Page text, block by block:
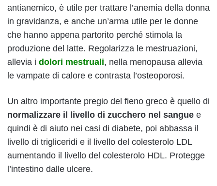
antianemico, è utile per trattare l’anemia della donna
in gravidanza, e anche un’arma utile per le donne
che hanno appena partorito perché stimola la
produzione del latte. Regolarizza le mestruazioni,
allevia i dolori mestruali, nella menopausa allevia
le vampate di calore e contrasta l’osteoporosi.
Un altro importante pregio del fieno greco è quello di
normalizzare il livello di zucchero nel sangue e
quindi è di aiuto nei casi di diabete, poi abbassa il
livello di trigliceridi e il livello del colesterolo LDL
aumentando il livello del colesterolo HDL. Protegge
l’intestino dalle ulcere.